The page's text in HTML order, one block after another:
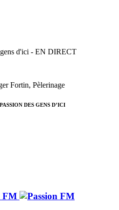
gens d'ici - EN DIRECT
Fortin, Pèlerinage
PASSION DES GENS D’ICI